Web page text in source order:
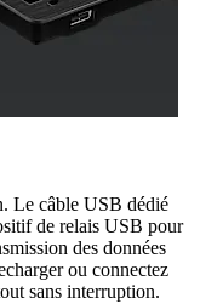
Le câble USB dédié
de relais USB pour
des données
ou connectez
sans interruption.